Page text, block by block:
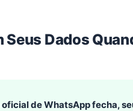
Seus Dados
de WhatsApp fecha,